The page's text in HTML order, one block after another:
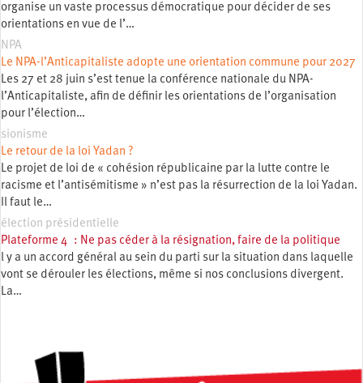
organise un vaste processus démocratique pour décider de ses
orientations en vue de l’…
NPA
Le NPA-l’Anticapitaliste adopte une orientation commune pour 2027
Les 27 et 28 juin s’est tenue la conférence nationale du NPA-
l’Anticapitaliste, afin de définir les orientations de l’organisation
pour l’élection…
sionisme
Le retour de la loi Yadan ?
Le projet de loi de « cohésion républicaine par la lutte contre le
racisme et l’antisémitisme » n’est pas la résurrection de la loi Yadan.
Il faut le…
élection présidentielle
Plateforme 4 : Ne pas céder à la résignation, faire de la politique
l y a un accord général au sein du parti sur la situation dans laquelle
vont se dérouler les élections, même si nos conclusions divergent.
La…